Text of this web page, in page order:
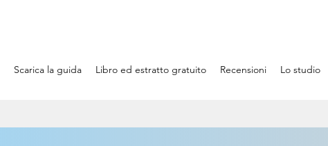
Scarica la guida Libro ed estratto gratuito Recensioni Lo studio